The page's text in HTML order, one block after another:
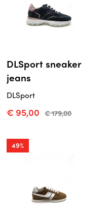
DLSport sneaker
jeans
DLSport
€ 95,00 € 179,00
49%